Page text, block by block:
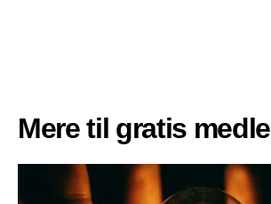
Mere til gratis